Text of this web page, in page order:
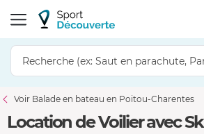
Voir Balade en bateau en Poitou-Charentes
Location de Voilier avec